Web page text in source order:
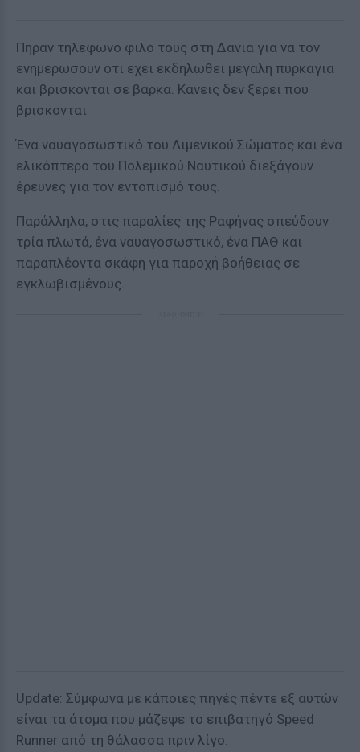
Πηραν τηλεφωνο φιλο τους στη Δανια για να τον
ενημερωσουν οτι εχει εκδηλωθει μεγαλη πυρκαγια
και βρισκονται σε βαρκα. Κανεις δεν ξερει που
βρισκονται
Ένα ναυαγοσωστικό του Λιμενικού Σώματος και ένα
ελικόπτερο του Πολεμικού Ναυτικού διεξάγουν
έρευνες για τον εντοπισμό τους.
Παράλληλα, στις παραλίες της Ραφήνας σπεύδουν
τρία πλωτά, ένα ναυαγοσωστικό, ένα ΠΑΘ και
παραπλέοντα σκάφη για παροχή βοήθειας σε
εγκλωβισμένους.
Update: Σύμφωνα με κάποιες πηγές πέντε εξ αυτών
είναι τα άτομα που μάζεψε το επιβατηγό Speed
Runner από τη θάλασσα πριν λίγο.